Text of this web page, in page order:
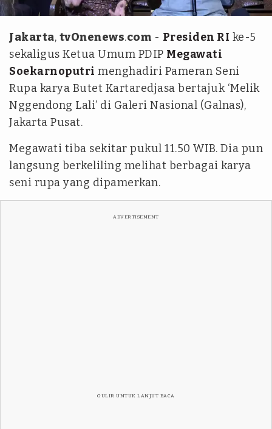
Tim tvOne/Syifa Aulia
Jakarta, tvOnenews.com - Presiden RI ke-5
sekaligus Ketua Umum PDIP Megawati
Soekarnoputri menghadiri Pameran Seni
Rupa karya Butet Kartaredjasa bertajuk ‘Melik
Nggendong Lali’ di Galeri Nasional (Galnas),
Jakarta Pusat.
Megawati tiba sekitar pukul 11.50 WIB. Dia pun
langsung berkeliling melihat berbagai karya
seni rupa yang dipamerkan.
ADVERTISEMENT
GULIR UNTUK LANJUT BACA